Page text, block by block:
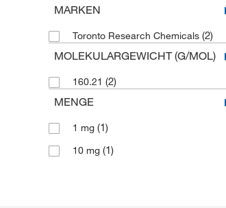
MARKEN
Toronto Research Chemicals (2)
MOLEKULARGEWICHT (G/MOL)
160.21 (2)
MENGE
1 mg (1)
10 mg (1)